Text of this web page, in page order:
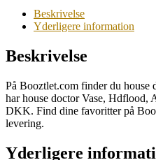
Beskrivelse
Yderligere information
Beskrivelse
På Booztlet.com finder du house
har house doctor Vase, Hdflood,
DKK. Find dine favoritter på
levering.
Yderligere